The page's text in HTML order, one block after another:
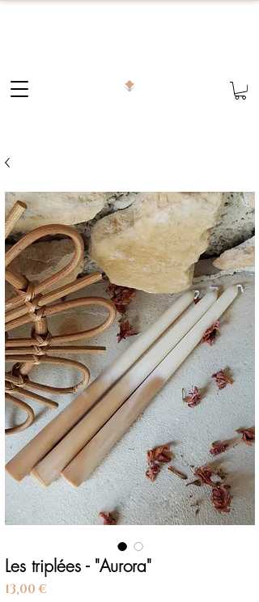
Les triplées - "Aurora"
13,00 €